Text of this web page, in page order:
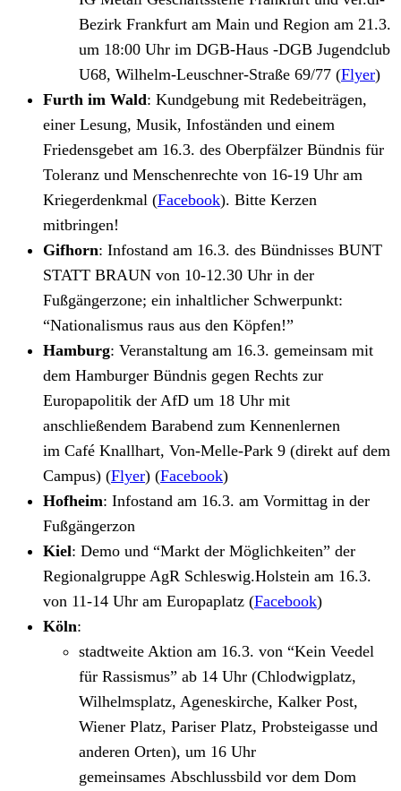
Bezirk Frankfurt am Main und Region am 21.3.
um 18:00 Uhr im DGB-Haus -DGB Jugendclub
U68, Wilhelm-Leuschner-Straße 69/77 (Flyer)
Furth im Wald: Kundgebung mit Redebeiträgen,
einer Lesung, Musik, Infoständen und einem
Friedensgebet am 16.3. des Oberpfälzer Bündnis für
Toleranz und Menschenrechte von 16-19 Uhr am
Kriegerdenkmal (Facebook). Bitte Kerzen
mitbringen!
Gifhorn: Infostand am 16.3. des Bündnisses BUNT
STATT BRAUN von 10-12.30 Uhr in der
Fußgängerzone; ein inhaltlicher Schwerpunkt:
“Nationalismus raus aus den Köpfen!”
Hamburg: Veranstaltung am 16.3. gemeinsam mit
dem Hamburger Bündnis gegen Rechts zur
Europapolitik der AfD um 18 Uhr mit
anschließendem Barabend zum Kennenlernen
im Café Knallhart, Von-Melle-Park 9 (direkt auf dem
Campus) (Flyer) (Facebook)
Hofheim: Infostand am 16.3. am Vormittag in der
Fußgängerzon
Kiel: Demo und “Markt der Möglichkeiten” der
Regionalgruppe AgR Schleswig.Holstein am 16.3.
von 11-14 Uhr am Europaplatz (Facebook)
Köln:
stadtweite Aktion am 16.3. von “Kein Veedel
für Rassismus” ab 14 Uhr (Chlodwigplatz,
Wilhelmsplatz, Ageneskirche, Kalker Post,
Wiener Platz, Pariser Platz, Probsteigasse und
anderen Orten), um 16 Uhr
gemeinsames Abschlussbild vor dem Dom